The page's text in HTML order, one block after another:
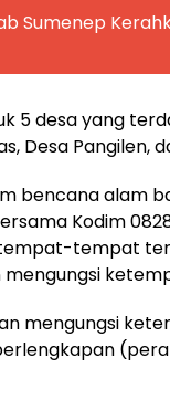
Sumenep
5 desa yang
Desa Pangilen,
bencana alam
Kodim
tempat
mengungsi